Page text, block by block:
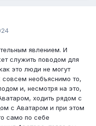
явлением. И
служить поводом для
это люди не могут
совсем необъяснимо то,
и, несмотря на это,
ходить рядом с
с Аватаром и при этом
само по себе